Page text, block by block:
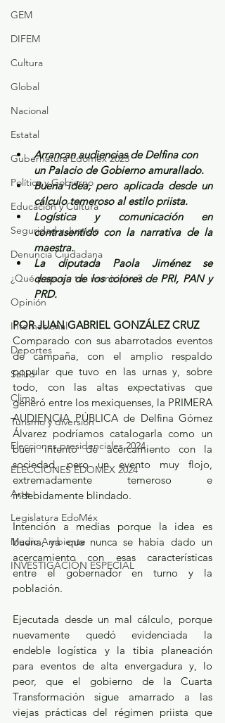
GEM
DIFEM
Cultura
Global
Nacional
Estatal
Gubernatura Edoméx 2023
Política y Gobierno
Educación y Cultura
Seguridad y Justicia
Denuncia Ciudadana
¿Qué pasa en tus municipios?
Opinión
Internacional
Deportes
Salud
Clima
Turismo y diversión
Elecciones presidenciales 2024
ELECCIONES EDOMEX 2024
Arte
Legislatura EdoMéx
Medio Ambiente
INVESTIGACIÓN ESPECIAL
Arrancan audiencias de Delfina con
un Palacio de Gobierno amurallado.
Buena idea, pero aplicada desde un
cálculo temeroso al estilo priista.
Logística y comunicación en
contrasentido con la narrativa de la
maestra.
La diputada Paola Jiménez se
despoja de los colores de PRI, PAN y
PRD.
POR JUAN GABRIEL GONZÁLEZ CRUZ
Comparado con sus abarrotados eventos
de campaña, con el amplio respaldo
popular que tuvo en las urnas y, sobre
todo, con las altas expectativas que
generó entre los mexiquenses, la PRIMERA
AUDIENCIA PÚBLICA de Delfina Gómez
Álvarez podríamos catalogarla como un
buen intento de acercamiento con la
sociedad, pero un evento muy flojo,
extremadamente temeroso e
indebidamente blindado.
Intención a medias porque la idea es
buena, ya que nunca se había dado un
acercamiento con esas características
entre el gobernador en turno y la
población.
Ejecutada desde un mal cálculo, porque
nuevamente quedó evidenciada la
endeble logística y la tibia planeación
para eventos de alta envergadura y, lo
peor, que el gobierno de la Cuarta
Transformación sigue amarrado a las
viejas prácticas del régimen priista que